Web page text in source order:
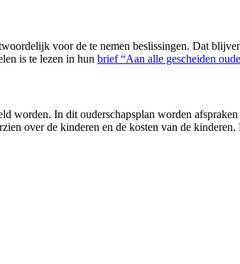
voor de te nemen beslissingen. Dat
is te lezen in hun brief “Aan alle gescheiden
worden. In dit ouderschapsplan worden
over de kinderen en de kosten van de